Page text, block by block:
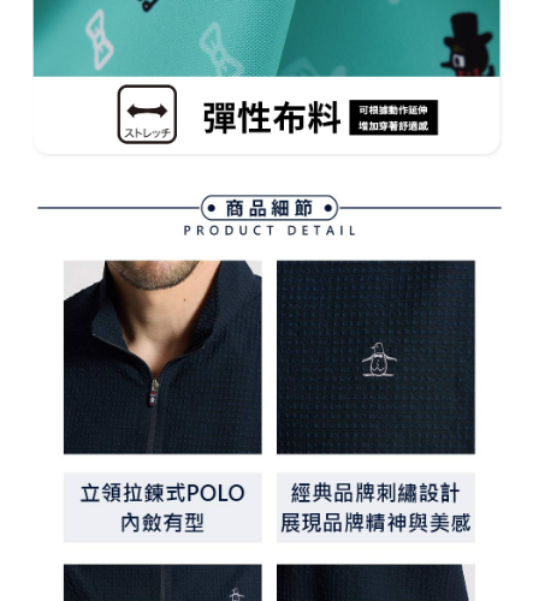
三、利用規約「AFTEE代金後払い」（以下当サービスという）はネットプ
ロテクションズ（以下 AFTEE という）が提供し、AFTEEが代金を徴収し
ます。当サービスご利用の際に提供しなければならない個人情報（注文者
の氏名、電話番号、受取人の氏名、電話番号、受取人住所を含むがこれに
限らない）は、AFTEEに渡され当サービスで必要な範囲内で利用されま
す。AFTEEの個人情報の収集、処理、利用について、詳細はAFTEE公式ホ
AFTEEの初回ご利用の際に、審査を通過すれば、最高額がNT$10,000にな
納金が加算されます。未成年の利用者は、事前に法定代理人または後見人
の同意を得ればAFTEEをご利用いただけます。
個人情報の処理、利用について疑問がある、または関連する法律の権利を
行使したい場合は、ネットプロテクションズ
cs_tw@netprotections.co.jp
にご連絡ください。上記に示した個人情報を、必要な購入注文書とあわせ
てAFTEEにご提供いただく、またはAFTEEにあなたの個人情報の収集、処
理、利用を許可することににご同意いただけない場合は、当サービスを選
択しないでください。
送料無料
離島宅配